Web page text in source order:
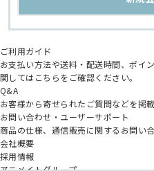
ご利用ガイド
お支払い方法や送料・配送時間、ポイ
関してはこちらをご確認ください。
Q&A
お客様から寄せられたご質問などを掲載
お問い合わせ・ユーザーサポート
商品の仕様、通信販売に関するお問い
会社概要
採用情報